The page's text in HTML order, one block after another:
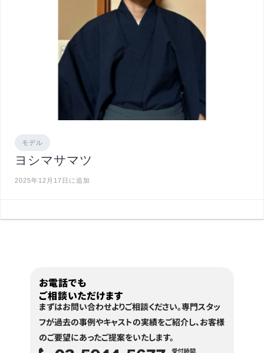
モデル
ヨシマサマツ
2025年12月17日に追加
お電話でも
ご相談いただけます
まずはお問い合わせよりご相談ください。専門スタッ
フが過去の事例やキャストの実績をご紹介し、お客様
のご要望にあったご提案をいたします。